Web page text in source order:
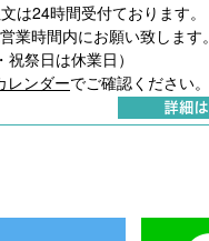
は24時間受付ております。
業時間内にお願い致します。
祭日は休業日）
レンダーでご確認ください。